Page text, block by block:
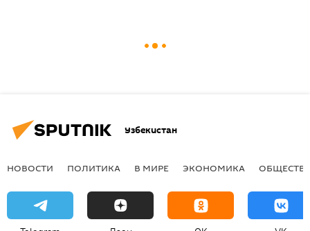
Узбекистан
НОВОСТИ ПОЛИТИКА В МИРЕ ЭКОНОМИКА